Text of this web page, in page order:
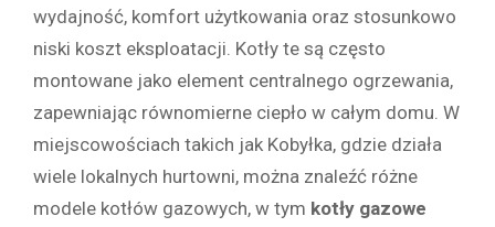
wydajność, komfort użytkowania oraz stosunkowo
niski koszt eksploatacji. Kotły te są często
montowane jako element centralnego ogrzewania,
zapewniając równomierne ciepło w całym domu. W
miejscowościach takich jak Kobyłka, gdzie działa
wiele lokalnych hurtowni, można znaleźć różne
modele kotłów gazowych, w tym kotły gazowe